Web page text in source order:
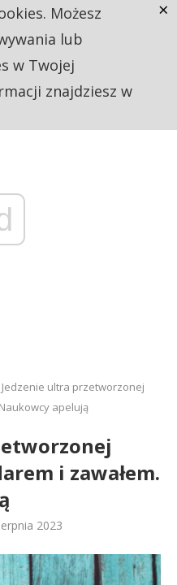
Jedzenie ultra przetworzonej
apelują
i zawałem.
2023
Możesz
lub
w Twojej
znajdziesz w
×